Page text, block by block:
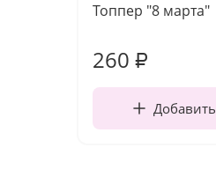
Топпер "8 марта"
260 ₽
Добавить